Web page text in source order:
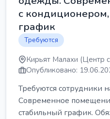
с
график
Требуются
Кирьят Малахи (Центр
Опубликовано:
Требуются сотрудники
Современное
стабильный график.